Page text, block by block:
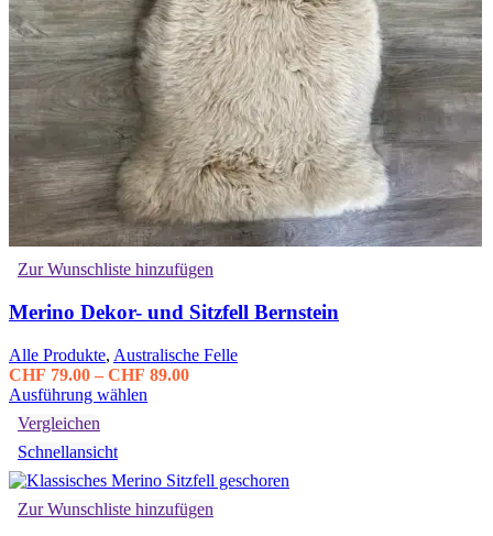
Zur Wunschliste hinzufügen
Merino Dekor- und Sitzfell Bernstein
Alle Produkte, Australische Felle
CHF 79.00 – CHF 89.00Preisspanne:
Ausführung wählen
Varianten
auf.
Die
Vergleichen
Schnellansicht
Zur Wunschliste hinzufügen